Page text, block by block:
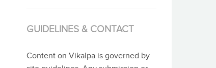
GUIDELINES & CONTACT
Content on Vikalpa is governed by